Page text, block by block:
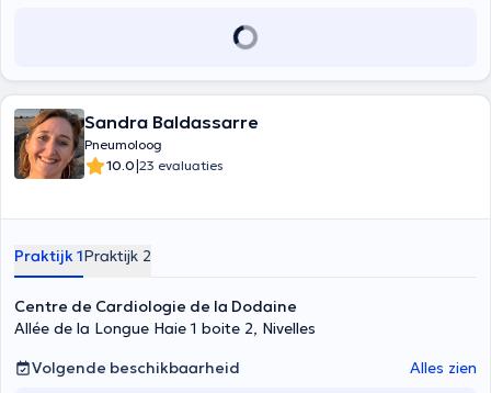
Sandra Baldassarre
Pneumoloog
10.0|23 evaluaties
Praktijk 1Praktijk 2
Centre de Cardiologie de la Dodaine
Allée de la Longue Haie 1 boite 2, Nivelles
Volgende beschikbaarheid
Alles zien